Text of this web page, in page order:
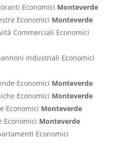
Economici Monteverde
Economici Monteverde
Commerciali Economici
Industriali Economici
Economici Monteverde
Economici Monteverde
Economici Monteverde
Economici Monteverde
Economici